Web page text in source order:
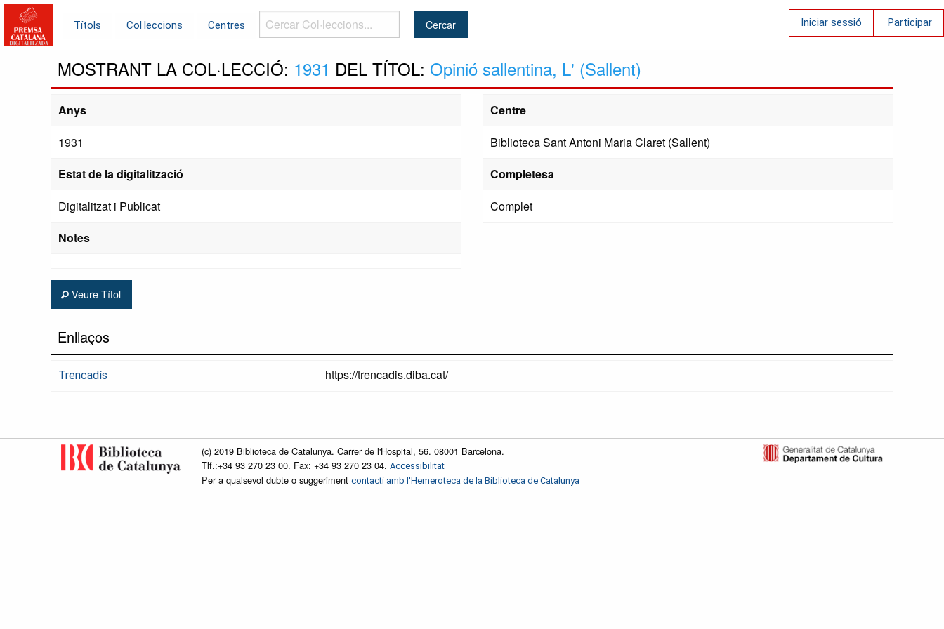
Títols Col·leccions Centres
Cercar
Col·leccions...
Iniciar sessió Participar
MOSTRANT LA COL·LECCIÓ: 1931 DEL TÍTOL: Opinió sallentina, L' (Sallent)
Anys
1931
Estat de la digitalització
Digitalitzat i Publicat
Notes
Centre
Biblioteca Sant Antoni Maria Claret (Sallent)
Completesa
Complet
Veure Títol
Enllaços
Trencadís https://trencadis.diba.cat/
(c) 2019 Biblioteca de Catalunya. Carrer de l'Hospital, 56. 08001 Barcelona.
Tlf.:+34 93 270 23 00. Fax: +34 93 270 23 04. Accessibilitat
Per a qualsevol dubte o suggeriment contacti amb l'Hemeroteca de la Biblioteca de Catalunya